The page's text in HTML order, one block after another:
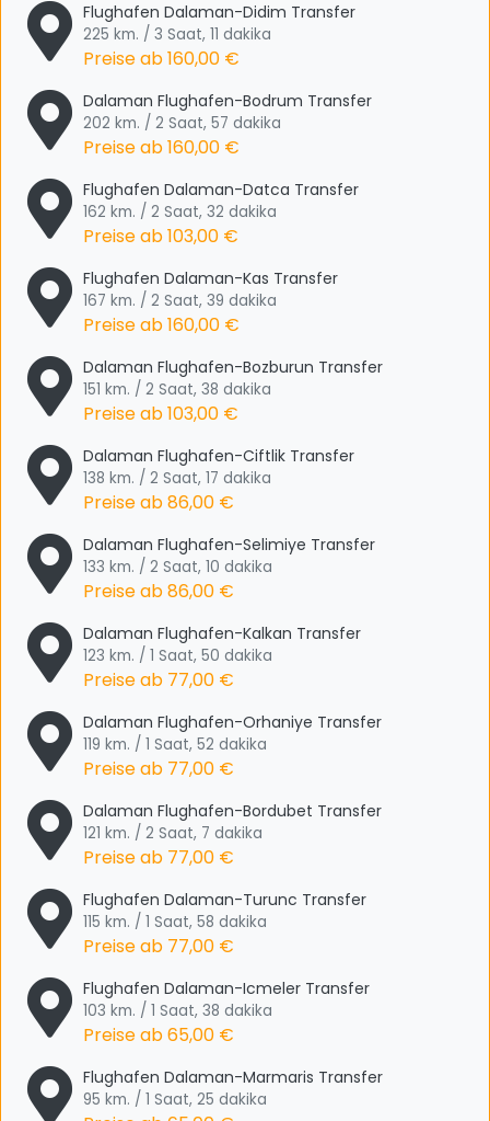
Flughafen Dalaman-Didim Transfer
225 km. / 3 Saat, 11 dakika
Preise ab160,00 €
Dalaman Flughafen-Bodrum Transfer
202 km. / 2 Saat, 57 dakika
Preise ab160,00 €
Flughafen Dalaman-Datca Transfer
162 km. / 2 Saat, 32 dakika
Preise ab103,00 €
Flughafen Dalaman-Kas Transfer
167 km. / 2 Saat, 39 dakika
Preise ab160,00 €
Dalaman Flughafen-Bozburun Transfer
151 km. / 2 Saat, 38 dakika
Preise ab103,00 €
Dalaman Flughafen-Ciftlik Transfer
138 km. / 2 Saat, 17 dakika
Preise ab86,00 €
Dalaman Flughafen-Selimiye Transfer
133 km. / 2 Saat, 10 dakika
Preise ab86,00 €
Dalaman Flughafen-Kalkan Transfer
123 km. / 1 Saat, 50 dakika
Preise ab 77,00 €
Dalaman Flughafen-Orhaniye Transfer
119 km. / 1 Saat, 52 dakika
Preise ab 77,00 €
Dalaman Flughafen-Bordubet Transfer
121 km. / 2 Saat, 7 dakika
Preise ab 77,00 €
Flughafen Dalaman-Turunc Transfer
115 km. / 1 Saat, 58 dakika
Preise ab 77,00 €
Flughafen Dalaman-Icmeler Transfer
103 km. / 1 Saat, 38 dakika
Preise ab65,00 €
Flughafen Dalaman-Marmaris Transfer
95 km. / 1 Saat, 25 dakika